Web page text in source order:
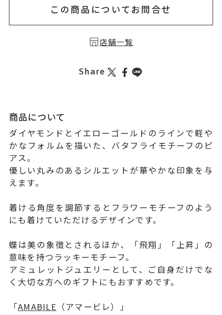
この商品についてお問合せ
店舗一覧
Share
商品について
ダイヤモンドとイエローゴールドのラインで軽や
かなフォルムを描いた、バタフライモチーフのピ
アス。
優しい丸みのあるシルエットが華やかな印象を与
えます。
着ける角度を調節するとフラワーモチーフのよう
にも着けていただけるデザインです。
蝶は美の象徴とされるほか、「飛翔」「上昇」の
意味を持つラッキーモチーフ。
アミュレットジュエリーとして、ご自身だけでな
く大切な方へのギフトにもおすすめです。
「AMABILE （アマービレ）」